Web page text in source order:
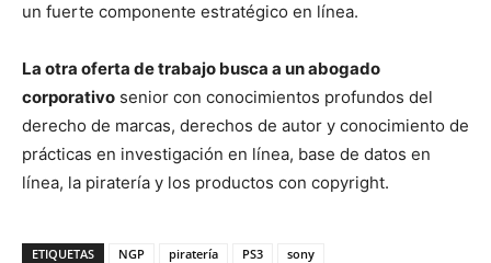
un fuerte componente estratégico en línea.
La otra oferta de trabajo busca a un abogado
corporativo senior con conocimientos profundos del
derecho de marcas, derechos de autor y conocimiento de
prácticas en investigación en línea, base de datos en
línea, la piratería y los productos con copyright.
ETIQUETAS NGP piratería PS3 sony